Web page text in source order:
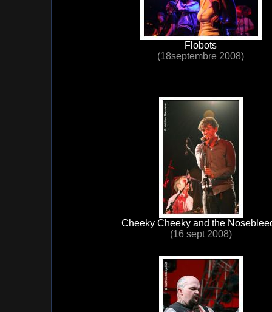
Flobots
(18septembre 2008)
Cheeky Cheeky and the
(16 sept 2008)